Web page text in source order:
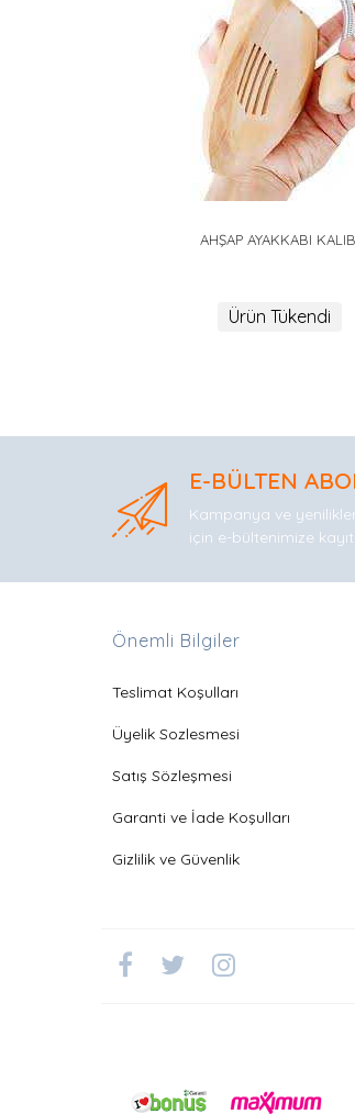
AHŞAP AYAKKABI
Ürün Tükendi
E-BÜLTEN
Kampanya ve
için e-bültenimize kayıt
Önemli Bilgiler
Teslimat Koşulları
Üyelik Sozlesmesi
Satış Sözleşmesi
Garanti ve İade Koşulları
Gizlilik ve Güvenlik